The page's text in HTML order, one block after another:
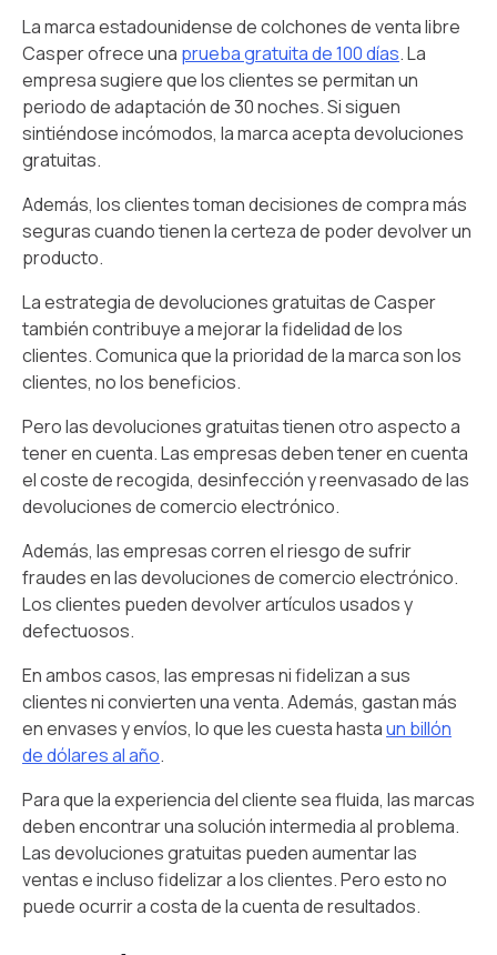
La marca estadounidense de colchones de venta libre
Casper ofrece una prueba gratuita de 100 días. La
empresa sugiere que los clientes se permitan un
periodo de adaptación de 30 noches. Si siguen
sintiéndose incómodos, la marca acepta devoluciones
gratuitas.
Además, los clientes toman decisiones de compra más
seguras cuando tienen la certeza de poder devolver un
producto.
La estrategia de devoluciones gratuitas de Casper
también contribuye a mejorar la fidelidad de los
clientes. Comunica que la prioridad de la marca son los
clientes, no los beneficios.
Pero las devoluciones gratuitas tienen otro aspecto a
tener en cuenta. Las empresas deben tener en cuenta
el coste de recogida, desinfección y reenvasado de las
devoluciones de comercio electrónico.
Además, las empresas corren el riesgo de sufrir
fraudes en las devoluciones de comercio electrónico.
Los clientes pueden devolver artículos usados y
defectuosos.
En ambos casos, las empresas ni fidelizan a sus
clientes ni convierten una venta. Además, gastan más
en envases y envíos, lo que les cuesta hastaun billón
de dólares al año.
Para que la experiencia del cliente sea fluida, las marcas
deben encontrar una solución intermedia al problema.
Las devoluciones gratuitas pueden aumentar las
ventas e incluso fidelizar a los clientes. Pero esto no
puede ocurrir a costa de la cuenta de resultados.